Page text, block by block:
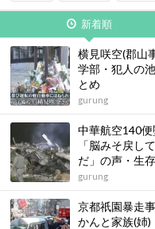
新着順
横見咲空(郡山
学部・犯人の
とめ
gurung
中華航空140
「脳みそ戻し
だ」の声・生
gurung
京都祇園暴走
かんと家族(姉